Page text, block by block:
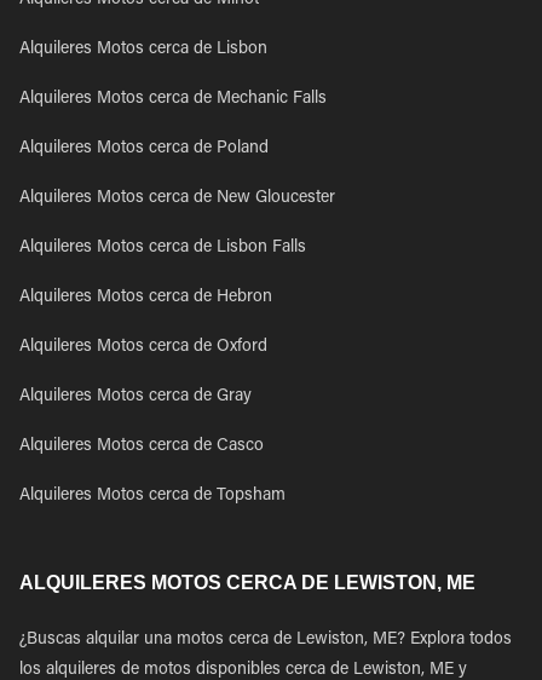
Alquileres Motos cerca de Lisbon
Alquileres Motos cerca de Mechanic Falls
Alquileres Motos cerca de Poland
Alquileres Motos cerca de New Gloucester
Alquileres Motos cerca de Lisbon Falls
Alquileres Motos cerca de Hebron
Alquileres Motos cerca de Oxford
Alquileres Motos cerca de Gray
Alquileres Motos cerca de Casco
Alquileres Motos cerca de Topsham
ALQUILERES MOTOS CERCA DE LEWISTON, ME
¿Buscas alquilar una motos cerca de Lewiston, ME? Explora todos
los alquileres de motos disponibles cerca de Lewiston, ME y